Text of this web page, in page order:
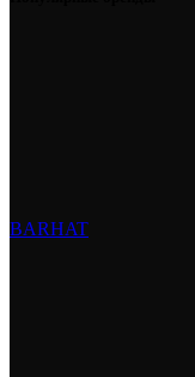
BARHAT